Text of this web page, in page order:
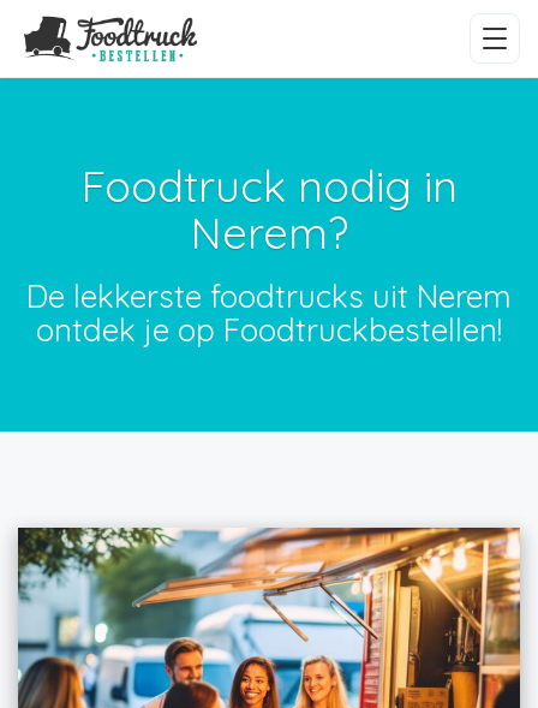
Foodtruck nodig in
Nerem?
De lekkerste foodtrucks uit Nerem
ontdek je op Foodtruckbestellen!